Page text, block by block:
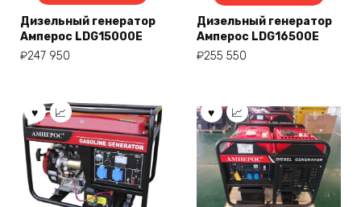
Дизельный генератор
Амперос LDG15000E
₽247 950
Дизельный генератор
Амперос LDG16500E
₽255 550